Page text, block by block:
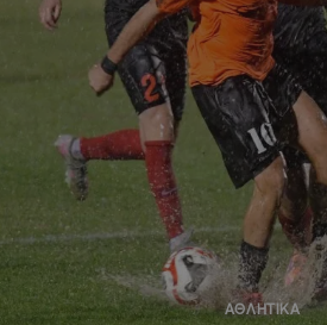
ΑΘΛΗΤΙΚΑ